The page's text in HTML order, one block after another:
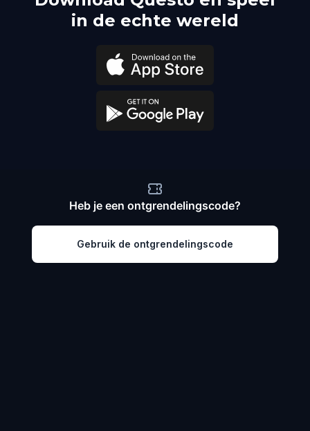
in de echte wereld
Heb je een ontgrendelingscode?
Gebruik de ontgrendelingscode